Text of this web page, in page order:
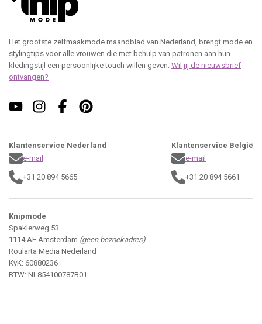
Het grootste zelfmaakmode maandblad van Nederland, brengt mode en
stylingtips voor alle vrouwen die met behulp van patronen aan hun
kledingstijl een persoonlijke touch willen geven. Wil jij de nieuwsbrief
ontvangen?
Klantenservice Nederland
e-mail
+31 20 894 5665
Klantenservice België
e-mail
+31 20 894 5661
Knipmode
Spaklerweg 53
1114 AE Amsterdam (geen bezoekadres)
Roularta Media Nederland
KvK: 60880236
BTW: NL854100787B01